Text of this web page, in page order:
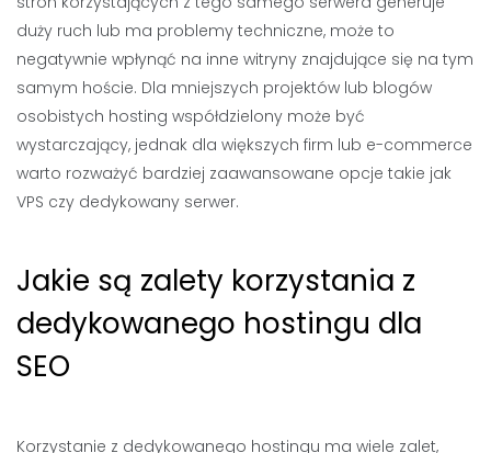
duży ruch lub ma problemy techniczne, może to
negatywnie wpłynąć na inne witryny znajdujące się na tym
samym hoście. Dla mniejszych projektów lub blogów
osobistych hosting współdzielony może być
wystarczający, jednak dla większych firm lub e-commerce
warto rozważyć bardziej zaawansowane opcje takie jak
VPS czy dedykowany serwer.
Jakie są zalety korzystania z
dedykowanego hostingu dla
SEO
Korzystanie z dedykowanego hostingu ma wiele zalet,